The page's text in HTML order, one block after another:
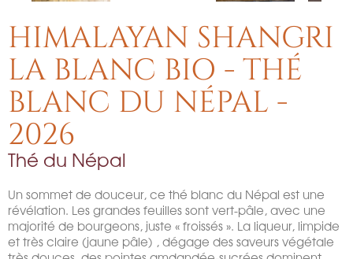
HIMALAYAN SHANGRI
LA BLANC BIO - THÉ
BLANC DU NÉPAL -
2026
Thé du Népal
Un sommet de douceur, ce thé blanc du Népal est une
révélation. Les grandes feuilles sont vert-pâle, avec une
majorité de bourgeons, juste « froissés ». La liqueur, limpide
et très claire (jaune pâle) , dégage des saveurs végétale